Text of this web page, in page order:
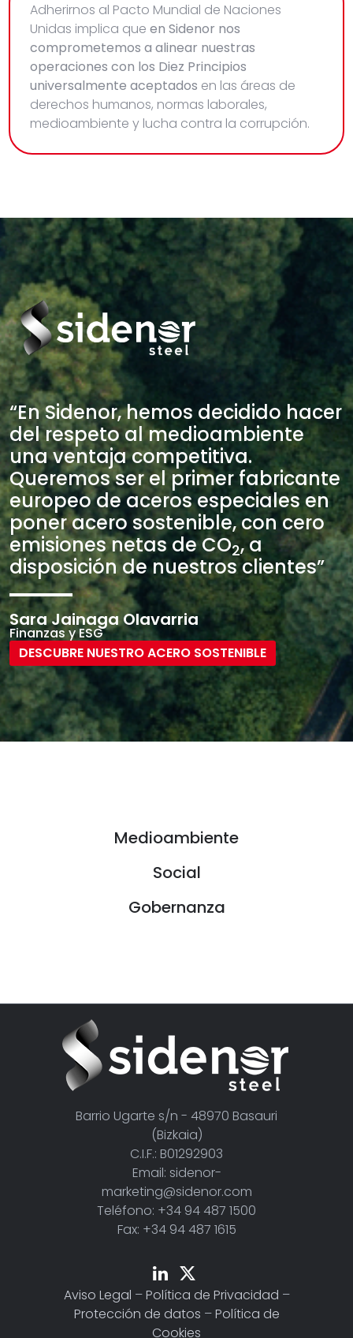
Adherirnos al Pacto Mundial de Naciones
Unidas implica queen Sidenor nos
comprometemos a alinear nuestras
operaciones con los Diez Principios
universalmente aceptados en las áreas de
derechos humanos, normas laborales,
medioambiente y lucha contra la corrupción.
“En Sidenor, hemos decidido hacer
del respeto al medioambiente
una ventaja competitiva.
Queremos ser el primer fabricante
europeo de aceros especiales en
poner acero sostenible, con cero
emisiones netas de CO2, a
disposición de nuestros clientes”
Sara Jainaga Olavarria
Finanzas y ESG
DESCUBRE NUESTRO ACERO SOSTENIBLE
Medioambiente
Social
Gobernanza
Barrio Ugarte s/n - 48970 Basauri
(Bizkaia)
C.I.F.: B01292903
Email: sidenor-
marketing@sidenor.com
Teléfono: +34 94 487 1500
Fax: +34 94 487 1615
Aviso Legal –Política de Privacidad –
Protección de datos –Política de
Cookies